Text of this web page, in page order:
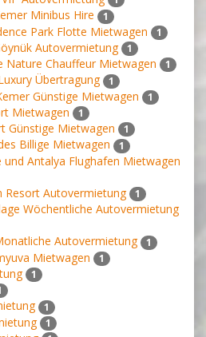
Minibus Hire 1
Park Flotte Mietwagen 1
Autovermietung 1
Nature Chauffeur Mietwagen 1
Übertragung 1
Günstige Mietwagen 1
Mietwagen 1
Günstige Mietwagen 1
Billige Mietwagen 1
Antalya Flughafen Mietwagen
Resort Autovermietung 1
Wöchentliche Autovermietung
Autovermietung 1
Mietwagen 1
1
1
1